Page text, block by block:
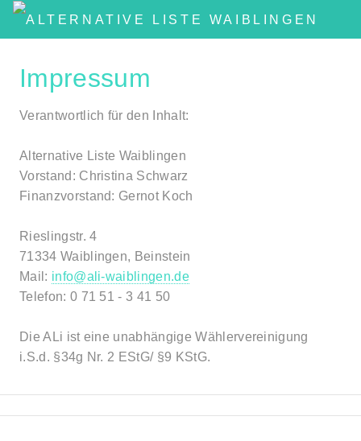
Impressum
Verantwortlich für den Inhalt:
Alternative Liste Waiblingen
Vorstand: Christina Schwarz
Finanzvorstand: Gernot Koch
Rieslingstr. 4
71334 Waiblingen, Beinstein
Mail: info@ali-waiblingen.de
Telefon: 0 71 51 - 3 41 50
Die ALi ist eine unabhängige Wählervereinigung
i.S.d. §34g Nr. 2 EStG/ §9 KStG.